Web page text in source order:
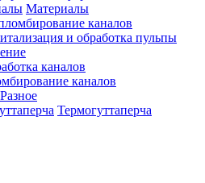
Материалы
каналов
и обработка пульпы
каналов
каналов
Разное
Термогуттаперча